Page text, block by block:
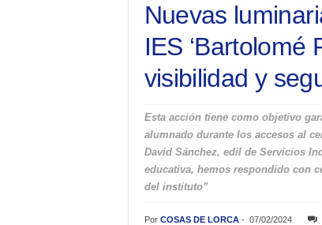
Nuevas
IES ‘Bartolomé
visibilidad y
Esta acción tiene como objetivo
alumnado durante los accesos al
David Sánchez, edil de Servicios
educativa, hemos respondido con
del instituto”
Por COSAS DE LORCA- 07/02/2024